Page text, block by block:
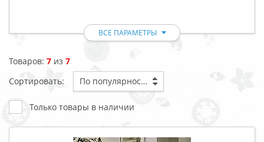
ВСЕ ПАРАМЕТРЫ
Товаров: 7 из 7
Сортировать:
По популярности
Только товары в наличии